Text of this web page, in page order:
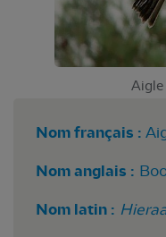
Aigle
Nom français :
Nom anglais :
Nom latin :